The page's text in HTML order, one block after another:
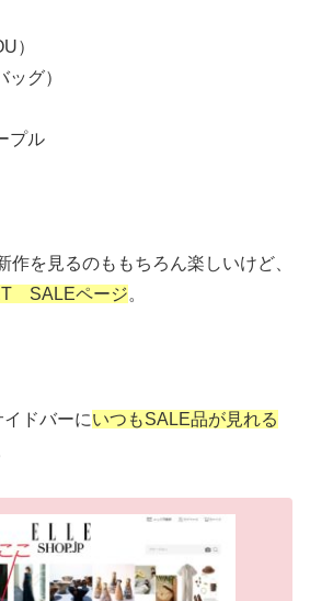
）
グ）
プル
作を見るのももちろん楽しいけど、
SALEページ。
ドバーにいつもSALE品が見れる